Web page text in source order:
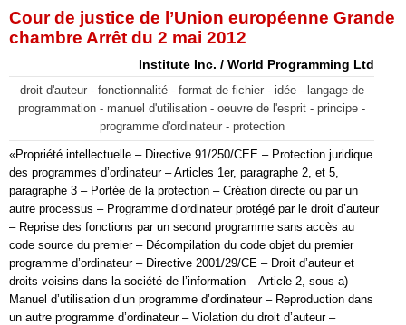
Cour de justice de l’Union européenne Grande
chambre Arrêt du 2 mai 2012
Institute Inc. / World Programming Ltd
droit d'auteur - fonctionnalité - format de fichier - idée - langage de
programmation - manuel d'utilisation - oeuvre de l'esprit - principe -
programme d'ordinateur - protection
«Propriété intellectuelle – Directive 91/250/CEE – Protection juridique
des programmes d’ordinateur – Articles 1er, paragraphe 2, et 5,
paragraphe 3 – Portée de la protection – Création directe ou par un
autre processus – Programme d’ordinateur protégé par le droit d’auteur
– Reprise des fonctions par un second programme sans accès au
code source du premier – Décompilation du code objet du premier
programme d’ordinateur – Directive 2001/29/CE – Droit d’auteur et
droits voisins dans la société de l’information – Article 2, sous a) –
Manuel d’utilisation d’un programme d’ordinateur – Reproduction dans
un autre programme d’ordinateur – Violation du droit d’auteur –